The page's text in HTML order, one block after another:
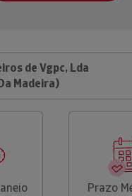
de Vgpc, Lda
Madeira)
Prazo